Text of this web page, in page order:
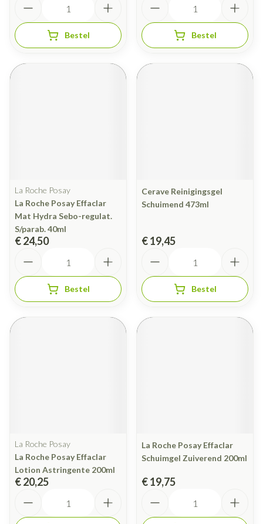
Bestel Bestel
La Roche Posay
La Roche Posay Effaclar
Mat Hydra Sebo-regulat.
S/parab. 40ml
€ 24,50
Bestel
Cerave Reinigingsgel
Schuimend 473ml
€ 19,45
Bestel
La Roche Posay
La Roche Posay Effaclar
Lotion Astringente 200ml
€ 20,25
La Roche Posay Effaclar
Schuimgel Zuiverend 200ml
€ 19,75